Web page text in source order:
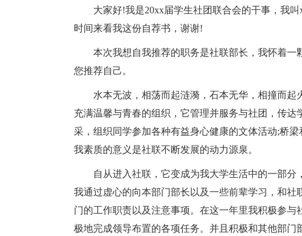
大家好!我是20xx届学生社团联合会的干事，我
时间来看我这份自荐书，谢谢!
本次我想自我推荐的职务是社联部长，我怀着
您推荐自己。
水本无波，相荡而起涟漪，石本无华，相撞而
充满温馨与青春的组织，它管理并服务与社团，传
采，组织同学参加各种有益身心健康的文体活动;桥
我素质的意义是社联不断发展的动力源泉。
自从进入社联，它变成为我大学生活中的一部分
我通过虚心的向本部门部长以及一些前辈学习，和
门的工作职责以及注意事项。在这一年里我积极参
极地完成领导布置的各项任务。并且积极和其他部门